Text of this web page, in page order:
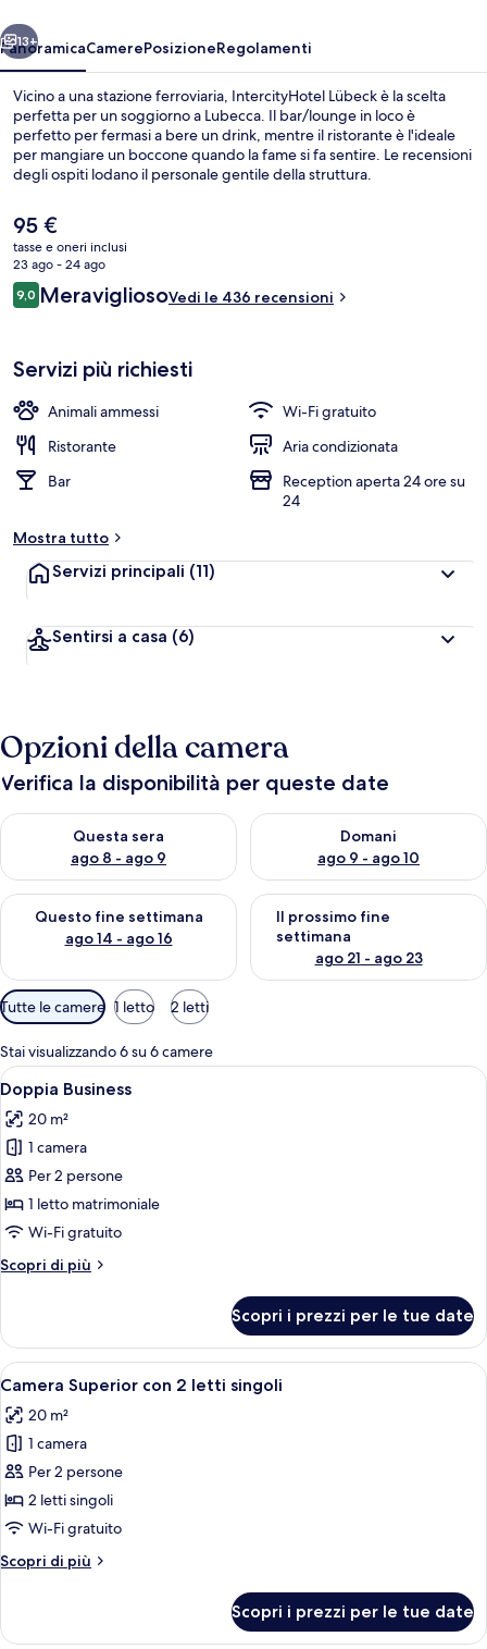
Avanti
13+
PanoramicaCamerePosizioneRegolamenti
Vicino a una stazione ferroviaria, IntercityHotel Lübeck è la scelta
perfetta per un soggiorno a Lubecca. Il bar/lounge in loco è
perfetto per fermasi a bere un drink, mentre il ristorante è l'ideale
per mangiare un boccone quando la fame si fa sentire. Le recensioni
degli ospiti lodano il personale gentile della struttura.
Il
prezzo
attuale
è
95 €
95 €
tasse e oneri inclusi
23 ago - 24 ago
Recensioni
9,09,0 su 10
MeravigliosoVedi le 436 recensioni
Servizi più richiesti
Animali ammessi
Wi-Fi gratuito
Ristorante
Aria condizionata
Bar
Reception aperta 24 ore su
24
Mostra tutto
Servizi principali (11)
Sentirsi a casa (6)
Opzioni della camera
Verifica la disponibilità per queste date
Questa sera
ago 8 - ago 9
Verifica la disponibilità per questa sera, ago 8 - ago 9
Domani
ago 9 - ago 10
Verifica la disponibilità per
Questo fine settimana
ago 14 - ago 16
Verifica la disponibilità per questo fine settimana, ago 14 -
Il prossimo fine
settimana
ago 21 - ago 23
Verifica la disponibilità per il
Filtri
disponibili
per
le
camere
Tutte le camere 1 letto 2 letti
Stai visualizzando 6 su 6 camere
Apri
tutte
le
foto
per
Doppia
Business
Camera d'albergo con un letto
2
Doppia Business
20 m²
1 camera
Per 2 persone
1 letto matrimoniale
Wi-Fi gratuito
Scopri di più
Altri
Business
Scopri i prezzi per le tue date
Apri
tutte
le
foto
per
Camera
Superior
2
Camera d'albergo con due letti, una
3
Camera Superior con 2 letti singoli
20 m²
1 camera
Per 2 persone
2 letti singoli
Wi-Fi gratuito
Scopri di più
Altri
Superior
Scopri i prezzi per le tue date